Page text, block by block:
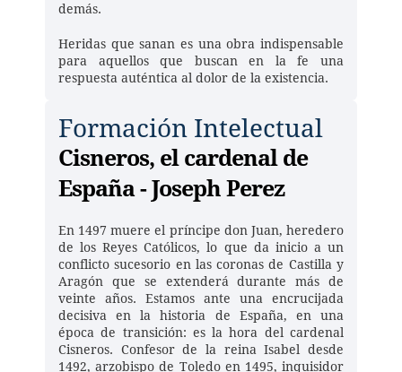
demás.
Heridas que sanan es una obra indispensable
para aquellos que buscan en la fe una
respuesta auténtica al dolor de la existencia.
Formación Intelectual
Cisneros, el cardenal de
España - Joseph Perez
En 1497 muere el príncipe don Juan, heredero
de los Reyes Católicos, lo que da inicio a un
conflicto sucesorio en las coronas de Castilla y
Aragón que se extenderá durante más de
veinte años. Estamos ante una encrucijada
decisiva en la historia de España, en una
época de transición: es la hora del cardenal
Cisneros. Confesor de la reina Isabel desde
1492, arzobispo de Toledo en 1495, inquisidor